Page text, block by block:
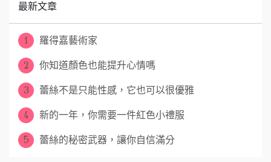
最新文章
1 羅得嘉藝術家
2 你知道顏色也能提升心情嗎
3 蕾絲不是只能性感，它也可以很優雅
4 新的一年，你需要一件紅色小禮服
5 蕾絲的秘密武器，讓你自信滿分